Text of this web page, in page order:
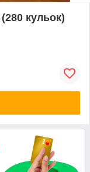
кульок)